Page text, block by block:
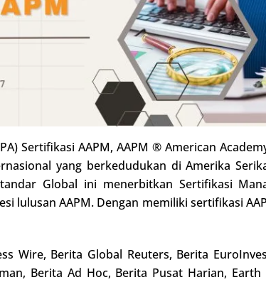
Sertifikasi AAPM, AAPM ® American
yang berkedudukan di Amerika
Global ini menerbitkan Sertifikasi
lulusan AAPM. Dengan memiliki sertifikasi
Wire, Berita Global Reuters, Berita
Berita Ad Hoc, Berita Pusat Harian,